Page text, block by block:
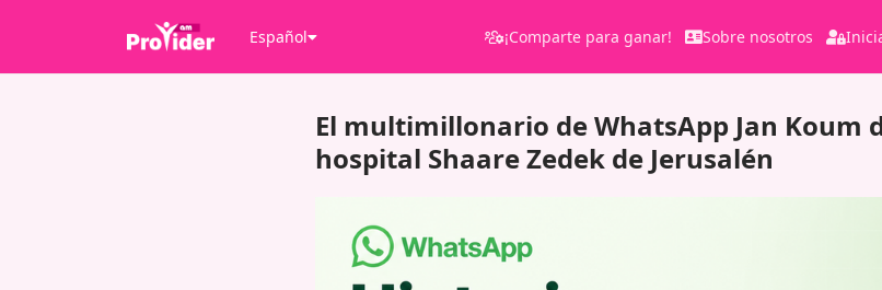
Español ¡Comparte para ganar! Sobre nosotros
El multimillonario de WhatsApp Jan Koum
hospital Shaare Zedek de Jerusalén